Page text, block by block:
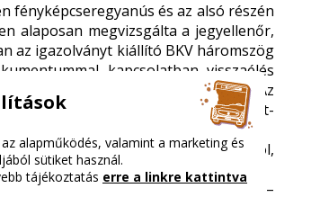
fényképcseregyanús és az alsó részén
alaposan megvizsgálta a jegyellenőr,
az igazolványt kiállító BKV háromszög
kapcsolatban visszaélés
tájékoztatták erről a körülményről. Az
kezdeményező közterület-
Rendőrkapitányságra.
kapott hivatalos tájékoztatást arról,
megfizetésére a hölgyet, ugyanis –
alapműködés, valamint a marketing és
sütiket használ.
tájékoztatás erre a linkre kattintva